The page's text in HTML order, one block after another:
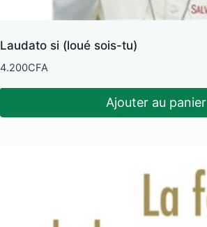
Laudato si (loué sois-tu)
4.200CFA
Ajouter au panier